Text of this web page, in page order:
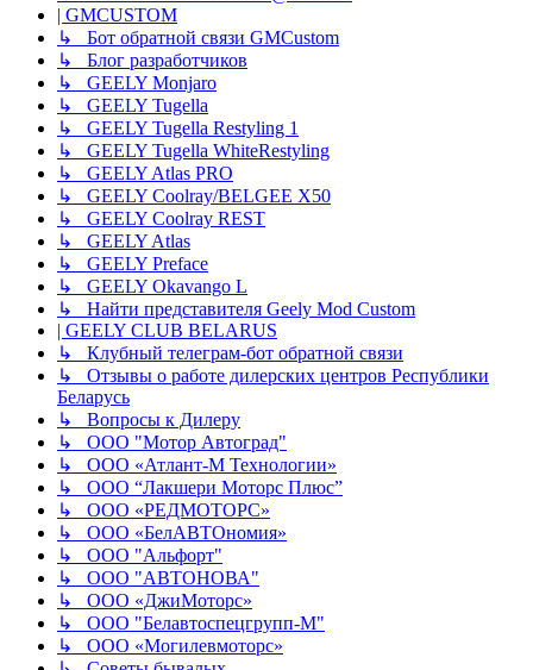
| GMCUSTOM
↳ Бот обратной связи GMCustom
↳ Блог разработчиков
↳ GEELY Monjaro
↳ GEELY Tugella
↳ GEELY Tugella Restyling 1
↳ GEELY Tugella WhiteRestyling
↳ GEELY Atlas PRO
↳ GEELY Coolray/BELGEE X50
↳ GEELY Coolray REST
↳ GEELY Atlas
↳ GEELY Preface
↳ GEELY Okavango L
↳ Найти представителя Geely Mod Custom
| GEELY CLUB BELARUS
↳ Клубный телеграм-бот обратной связи
↳ Отзывы о работе дилерских центров Республики
Беларусь
↳ Вопросы к Дилеру
↳ ООО "Мотор Автоград"
↳ ООО «Атлант-М Технологии»
↳ ООО “Лакшери Моторс Плюс”
↳ ООО «РЕДМОТОРС»
↳ ООО «БелАВТОномия»
↳ ООО "Альфорт"
↳ ООО "АВТОНОВА"
↳ ООО «ДжиМоторс»
↳ ООО "Белавтоспецгрупп-М"
↳ ООО «Могилевмоторс»